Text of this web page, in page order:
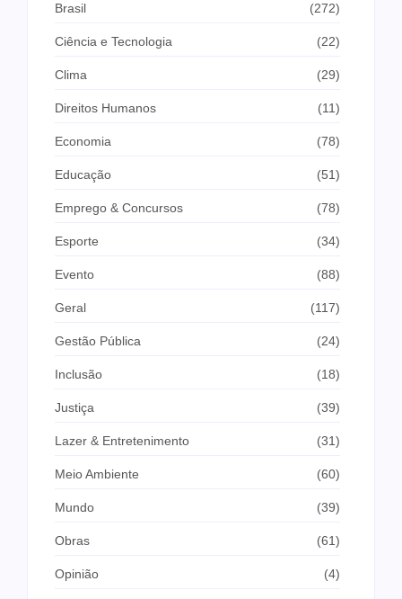
Brasil (272)
Ciência e Tecnologia (22)
Clima (29)
Direitos Humanos (11)
Economia (78)
Educação (51)
Emprego & Concursos (78)
Esporte (34)
Evento (88)
Geral (117)
Gestão Pública (24)
Inclusão (18)
Justiça (39)
Lazer & Entretenimento (31)
Meio Ambiente (60)
Mundo (39)
Obras (61)
Opinião (4)